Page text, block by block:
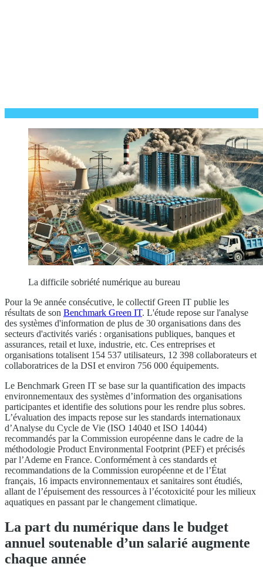
La difficile sobriété numérique au bureau
Pour la 9e année consécutive, le collectif Green IT publie les
résultats de son Benchmark Green IT. L'étude repose sur l'analyse
des systèmes d'information de plus de 30 organisations dans des
secteurs d'activités variés : organisations publiques, banques et
assurances, retail et luxe, industrie, etc. Ces entreprises et
organisations totalisent 154 537 utilisateurs, 12 398 collaborateurs et
collaboratrices de la DSI et environ 756 000 équipements.
Le Benchmark Green IT se base sur la quantification des impacts
environnementaux des systèmes d’information des organisations
participantes et identifie des solutions pour les rendre plus sobres.
L’évaluation des impacts repose sur les standards internationaux
d’Analyse du Cycle de Vie (ISO 14040 et ISO 14044)
recommandés par la Commission européenne dans le cadre de la
méthodologie Product Environmental Footprint (PEF) et précisés
par l’Ademe en France. Conformément à ces standards et
recommandations de la Commission européenne et de l’État
français, 16 impacts environnementaux et sanitaires sont étudiés,
allant de l’épuisement des ressources à l’écotoxicité pour les milieux
aquatiques en passant par le changement climatique.
La part du numérique dans le budget
annuel soutenable d’un salarié augmente
chaque année